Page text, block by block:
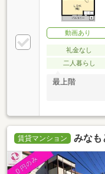
動画あり
礼金なし
二人暮らし
最上階
賃貸マンション みなも